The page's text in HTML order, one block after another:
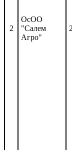
2
ОсОО
"Салем
Агро"